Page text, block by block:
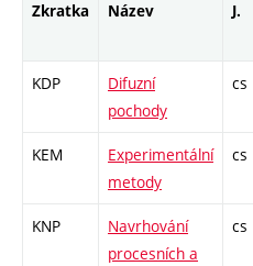
Zkratka Název J.
KDP
Difuzní
pochody
cs
KEM
Experimentální
metody
cs
KNP
Navrhování
procesních a
cs